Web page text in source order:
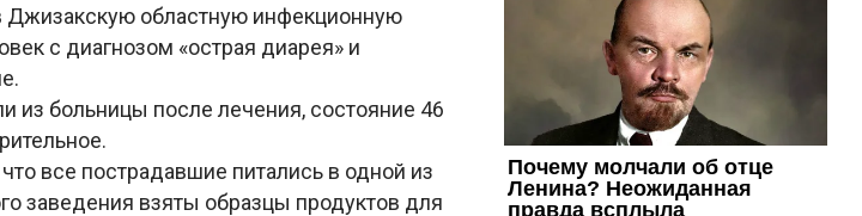
областную инфекционную
с диагнозом «острая диарея» и
из больницы после лечения, состояние 46
все пострадавшие питались в одной из
заведения взяты образцы продуктов для